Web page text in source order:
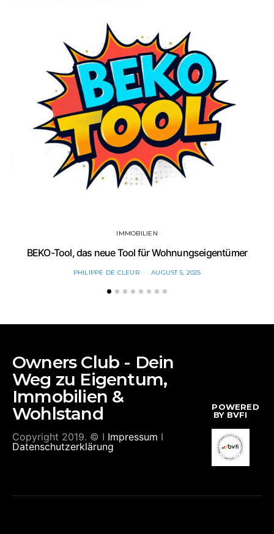
IMMOBILIEN
BEKO-Tool, das neue Tool für Wohnungseigentümer
PHILIPPE DE CLEUR AUGUST 5, 2025
Owners Club - Dein
Weg zu Eigentum,
Immobilien &
Wohlstand
Copyright 2019. © I Impressum I
Datenschutzerklärung
POWERED
BY BVFI